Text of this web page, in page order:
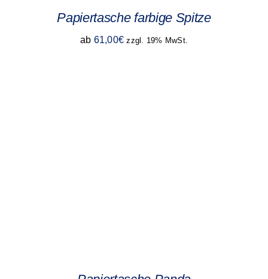
Papiertasche farbige Spitze
ab 61,00€ zzgl. 19% MwSt.